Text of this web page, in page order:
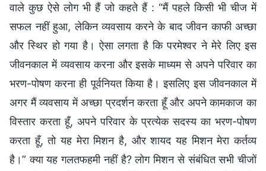
वाले कुछ ऐसे लोग भी हैं जो कहते हैं : “मैं पहले किसी भी चीज में
सफल नहीं हुआ, लेकिन व्यवसाय करने के बाद जीवन काफी अच्छा
और स्थिर हो गया है। ऐसा लगता है कि परमेश्वर ने मेरे लिए इस
जीवनकाल में व्यवसाय करना और इसके माध्यम से अपने परिवार का
भरण-पोषण करना ही पूर्वनियत किया है। इसलिए इस जीवनकाल में
अगर मैं व्यवसाय में अच्छा प्रदर्शन करता हूँ और अपने कामकाज का
विस्तार करता हूँ, अपने परिवार के प्रत्येक सदस्य का भरण-पोषण
करता हूँ, तो यह मेरा मिशन है, और शायद यह मिशन मेरा कर्तव्य
है।” क्या यह गलतफहमी नहीं है? लोग मिशन से संबंधित सभी चीजों